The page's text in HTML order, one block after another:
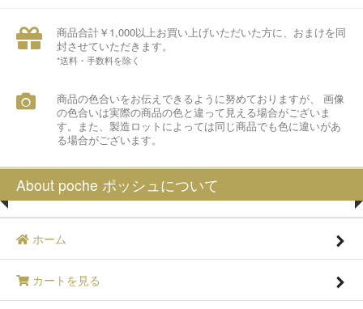
商品合計￥1,000以上お買い上げいただいた方に、おまけを同
封させていただきます。
*送料・手数料を除く
商品の色合いをお伝えできるように努めておりますが、 画像
の色合いは実際の商品の色と違って見える場合がございま
す。また、製造ロットによっては同じ商品でも色に違いがあ
る場合がございます。
About poche ポッシュについて
ホーム
カートを見る